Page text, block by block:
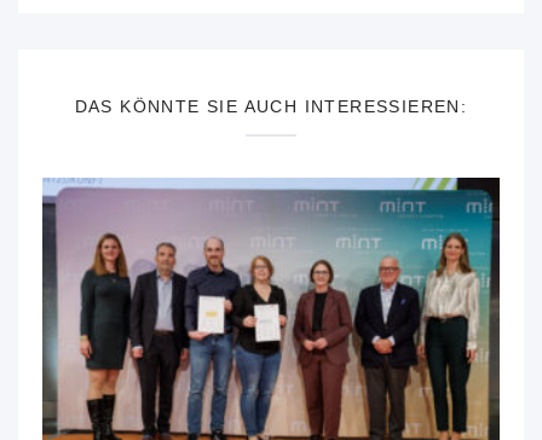
DAS KÖNNTE SIE AUCH INTERESSIEREN: